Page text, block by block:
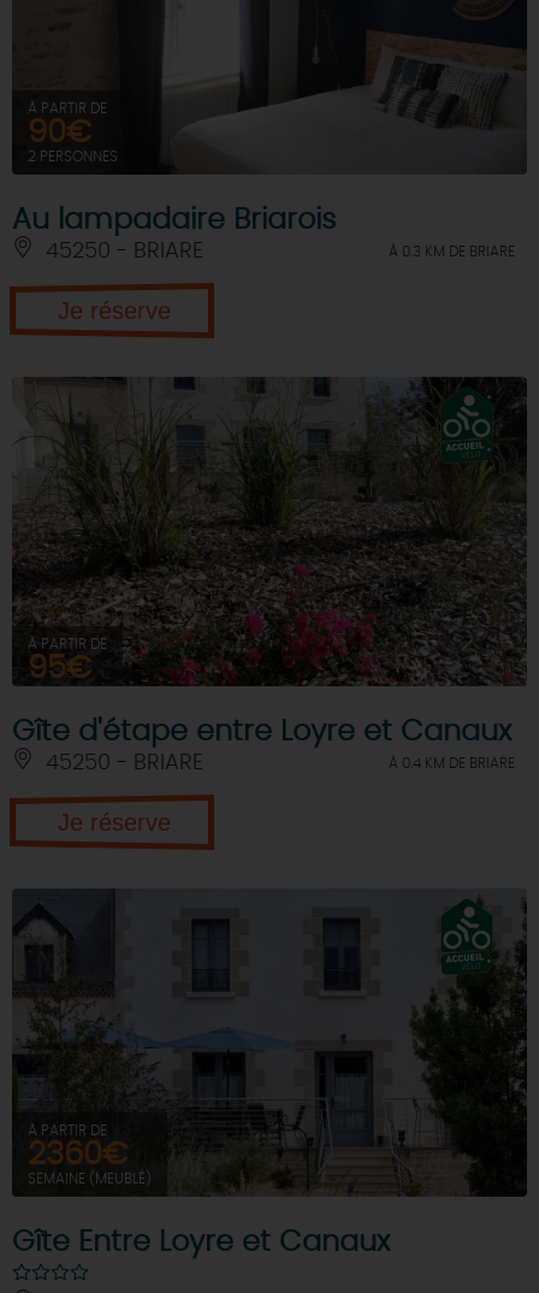
CETTE SEMAINE
À PARTIR DE
90€
2 PERSONNES
Au lampadaire Briarois
45250 - BRIARE À 0.3 KM DE BRIARE
Je réserve
À PARTIR DE
95€
Gîte d'étape entre Loyre et Canaux
45250 - BRIARE À 0.4 KM DE BRIARE
Je réserve
À PARTIR DE
2360€
SEMAINE (MEUBLÉ)
Gîte Entre Loyre et Canaux